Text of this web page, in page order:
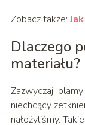
Zobacz także:
Dlaczego
materiału?
Zazwyczaj plamy
niechcący
nałożyliśmy.